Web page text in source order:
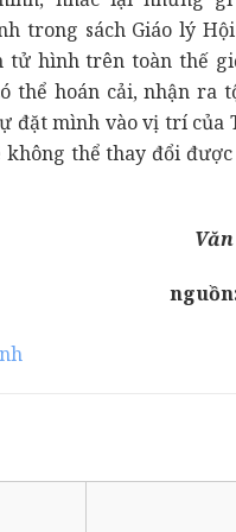
trong sách Giáo lý
hình trên toàn thế
thể hoán cải, nhận ra
đặt mình vào vị trí của
thể thay đổi